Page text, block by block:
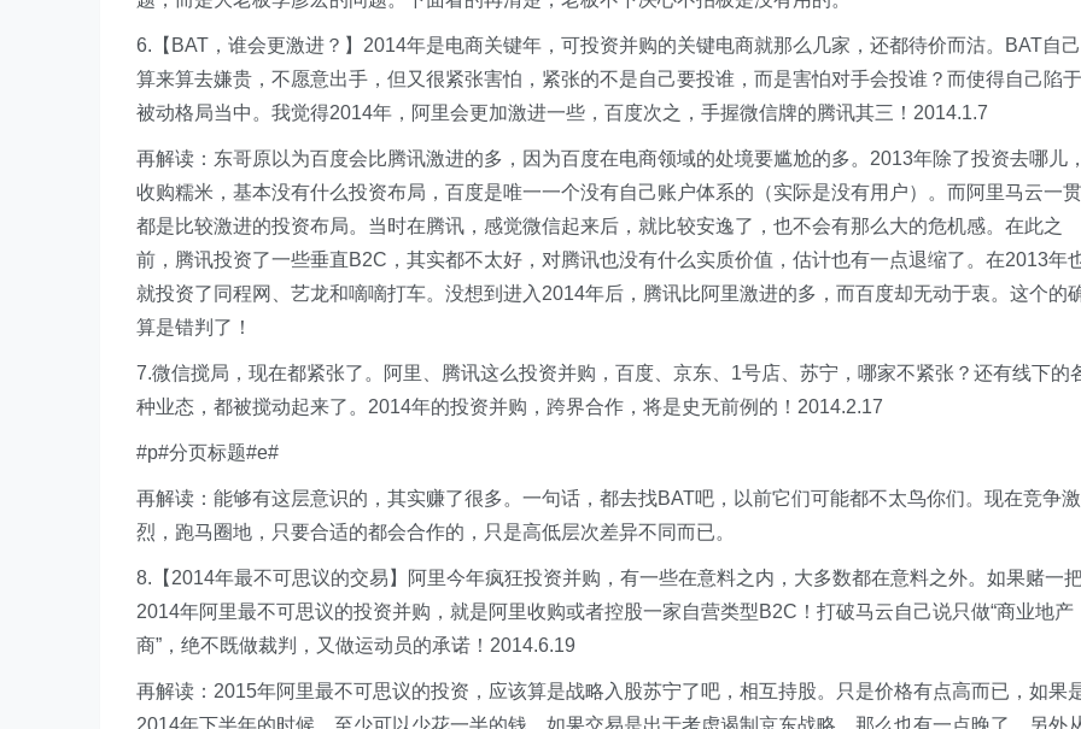
6.【BAT，谁会更激进？】2014年是电商关键年，可投资并购的关键电商就那么几家，还都待价而沽。BAT自己
算来算去嫌贵，不愿意出手，但又很紧张害怕，紧张的不是自己要投谁，而是害怕对手会投谁？而使得自己陷于
被动格局当中。我觉得2014年，阿里会更加激进一些，百度次之，手握微信牌的腾讯其三！2014.1.7
再解读：东哥原以为百度会比腾讯激进的多，因为百度在电商领域的处境要尴尬的多。2013年除了投资去哪儿，
收购糯米，基本没有什么投资布局，百度是唯一一个没有自己账户体系的（实际是没有用户）。而阿里马云一贯
都是比较激进的投资布局。当时在腾讯，感觉微信起来后，就比较安逸了，也不会有那么大的危机感。在此之
前，腾讯投资了一些垂直B2C，其实都不太好，对腾讯也没有什么实质价值，估计也有一点退缩了。在2013年
就投资了同程网、艺龙和嘀嘀打车。没想到进入2014年后，腾讯比阿里激进的多，而百度却无动于衷。这个的
算是错判了！
7.微信搅局，现在都紧张了。阿里、腾讯这么投资并购，百度、京东、1号店、苏宁，哪家不紧张？还有线下的
种业态，都被搅动起来了。2014年的投资并购，跨界合作，将是史无前例的！2014.2.17
#p#分页标题#e#
再解读：能够有这层意识的，其实赚了很多。一句话，都去找BAT吧，以前它们可能都不太鸟你们。现在竞争激
烈，跑马圈地，只要合适的都会合作的，只是高低层次差异不同而已。
8.【2014年最不可思议的交易】阿里今年疯狂投资并购，有一些在意料之内，大多数都在意料之外。如果赌一
2014年阿里最不可思议的投资并购，就是阿里收购或者控股一家自营类型B2C！打破马云自己说只做“商业地产
商”，绝不既做裁判，又做运动员的承诺！2014.6.19
再解读：2015年阿里最不可思议的投资，应该算是战略入股苏宁了吧，相互持股。只是价格有点高而已，如果
2014年下半年的时候，至少可以少花一半的钱。如果交易是出于考虑遏制京东战略，那么也有一点晚了。另外